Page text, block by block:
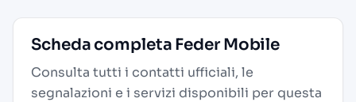
Scheda completa Feder Mobile
Consulta tutti i contatti ufficiali, le
segnalazioni e i servizi disponibili per questa